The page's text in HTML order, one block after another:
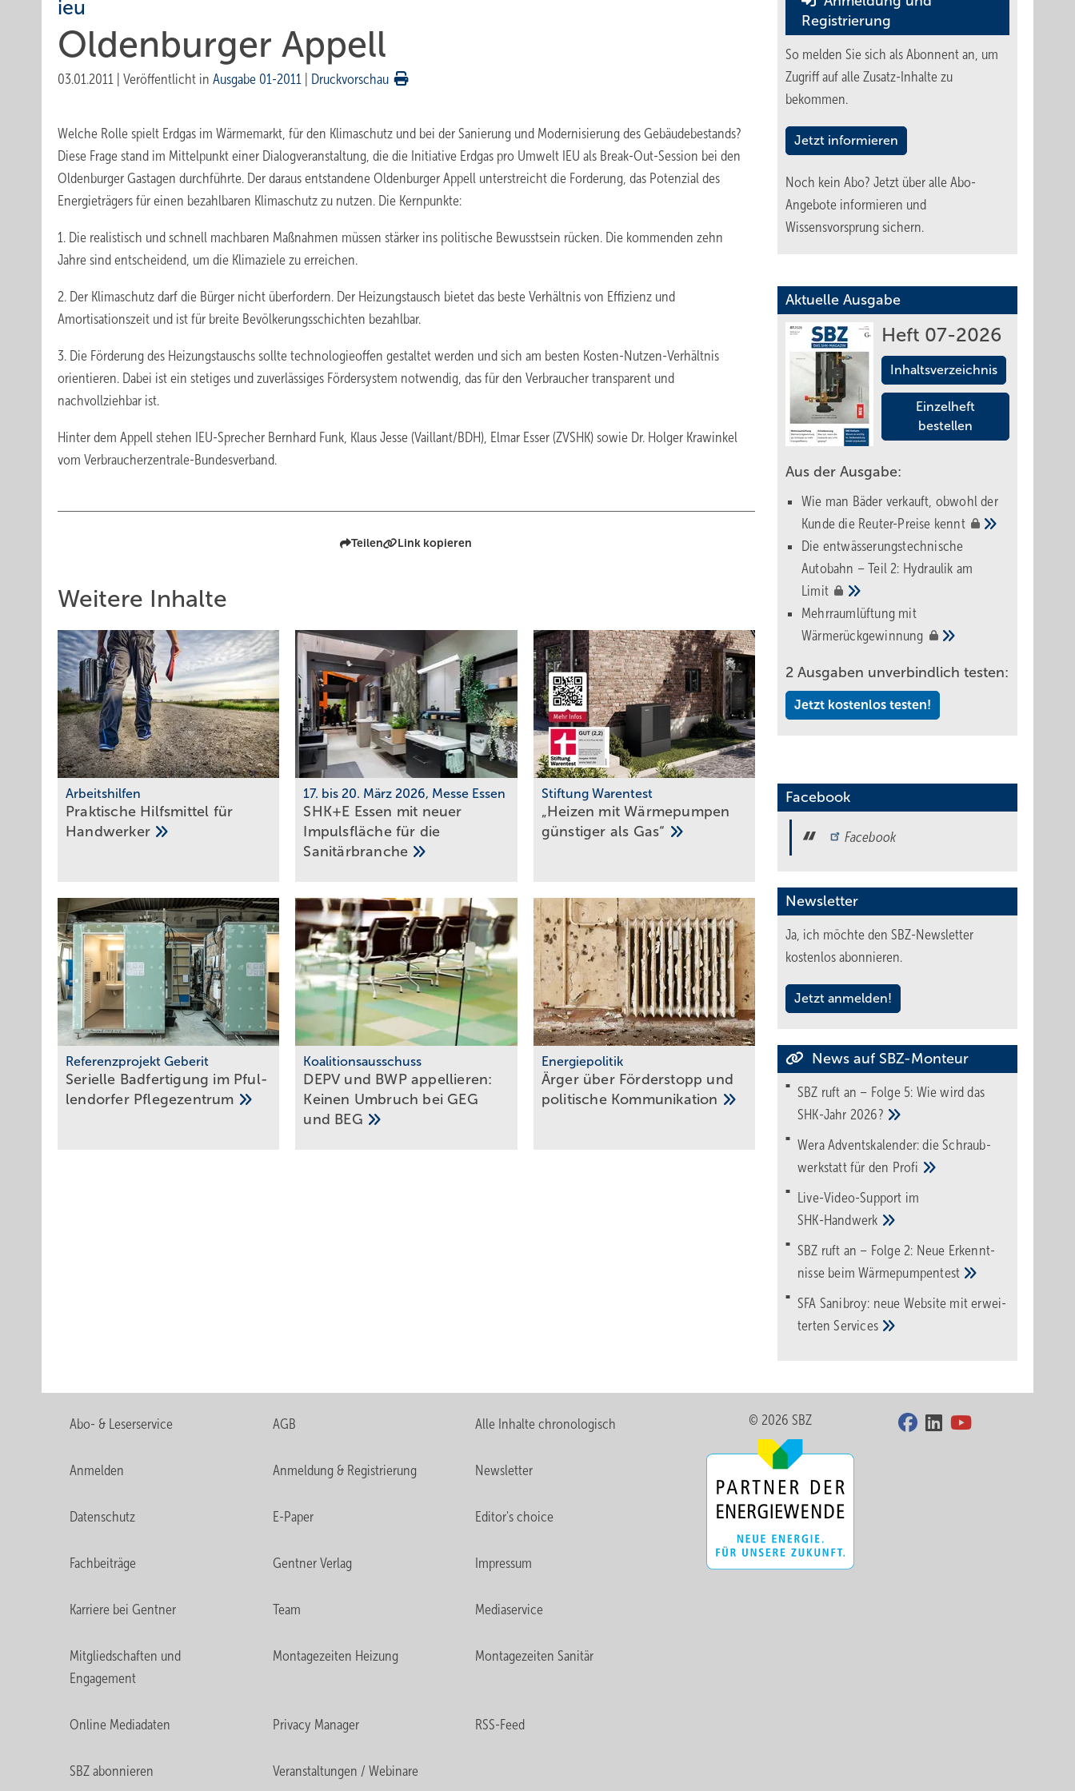
ieu
Oldenburger Appell
03.01.2011 Veröffentlicht in Ausgabe 01-2011 Druckvorschau
Welche Rolle spielt Erdgas im Wärmemarkt, für den Klimaschutz und bei der Sanierung und Modernisierung des Gebäudebestands?
Diese Frage stand im Mittelpunkt einer Dialogveranstaltung, die die Initiative Erdgas pro Umwelt IEU als Break-Out-Session bei den
Oldenburger Gastagen durchführte. Der daraus entstandene Oldenburger Appell unterstreicht die Forderung, das Potenzial des
Energieträgers für einen bezahlbaren Klimaschutz zu nutzen. Die Kernpunkte:
1. Die realistisch und schnell machbaren Maßnahmen müssen stärker ins politische Bewusstsein rücken. Die kommenden zehn
Jahre sind entscheidend, um die Klimaziele zu erreichen.
2. Der Klimaschutz darf die Bürger nicht überfordern. Der Heizungstausch bietet das beste Verhältnis von Effizienz und
Amortisationszeit und ist für breite Bevölkerungsschichten bezahlbar.
3. Die Förderung des Heizungstauschs sollte technologieoffen gestaltet werden und sich am besten Kosten-Nutzen-Verhältnis
orientieren. Dabei ist ein stetiges und zuverlässiges Fördersystem notwendig, das für den Verbraucher transparent und
nachvollziehbar ist.
Hinter dem Appell stehen IEU-Sprecher Bernhard Funk, Klaus ­Jesse (Vaillant/BDH), Elmar Esser (ZVSHK) sowie Dr. Holger Krawinkel
vom Verbraucherzentrale-Bundesverband.
Teilen Link kopieren
Weitere Inhalte
Arbeitshilfen
Praktische Hilfs­mittel für
Hand­werker
17. bis 20. März 2026, Messe Essen
SHK+E Essen mit neuer
Impuls­fläche für die
Sani­tär­branche
Stiftung Warentest
„Heizen mit Wär­me­pum­pen
güns­ti­ger als Gas“
Referenzprojekt Geberit
Serielle Badfertigung im Pful­
len­dor­fer Pfle­ge­zen­trum
Koalitionsausschuss
DEPV und BWP ap­pel­lie­ren:
Kei­nen Um­bruch bei GEG
und BEG
Energiepolitik
Ärger über För­der­stopp und
po­li­ti­sche Kom­mu­ni­ka­ti­on
Registrierung
So melden Sie sich als Abonnent an, um
Zugriff auf alle Zusatz-Inhalte zu
bekommen.
Jetzt informieren
Noch kein Abo? Jetzt über alle Abo-
Angebote informieren und
Wissensvorsprung sichern.
Aktuelle Ausgabe
Heft 07-2026
Inhaltsverzeichnis
Einzelheft
bestellen
Aus der Ausgabe:
Wie man Bäder verkauft, obwohl der
Kunde die Reuter-Preise kennt
Die entwässerungstechnische
Autobahn – Teil 2: Hydraulik am
Limit
Mehrraumlüftung mit
Wärmerückgewinnung
2 Ausgaben unverbindlich testen:
Jetzt kostenlos testen!
Facebook
Facebook
Newsletter
Ja, ich möchte den SBZ-Newsletter
kostenlos abonnieren.
Jetzt anmelden!
News auf SBZ-Monteur
SBZ ruft an – Folge 5: Wie wird das
SHK-Jahr 2026?
Wera Adventskalender: die Schraub­
werk­statt für den Pro­fi
Live-Video-Support im
SHK-Handwerk
SBZ ruft an – Folge 2: Neue Erkennt­
nisse beimWärme­pumpen­test
SFA Sanibroy: neue Web­site mit erwei­
tertenServices
Abo- & Leserservice AGB Alle Inhalte chronologisch
Anmelden Anmeldung & Registrierung Newsletter
Datenschutz E-Paper Editor's choice
Fachbeiträge Gentner Verlag Impressum
Karriere bei Gentner Team Mediaservice
Mitgliedschaften und
Engagement
Montagezeiten Heizung Montagezeiten Sanitär
Online Mediadaten Privacy Manager RSS-Feed
SBZ abonnieren Veranstaltungen / Webinare
© 2026 SBZ